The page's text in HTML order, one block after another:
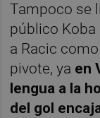
Tampoco se
público Koba
a Racic
pivote, ya en
lengua a la
del gol